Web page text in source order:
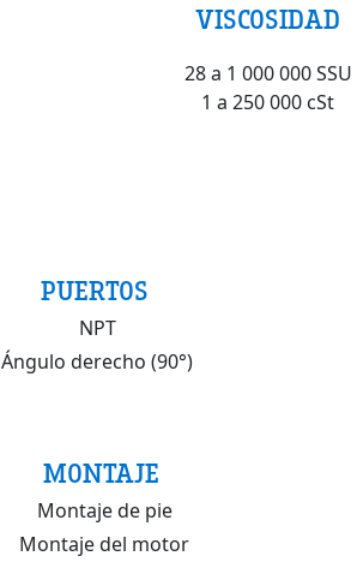
VISCOSIDAD
28 a 1 000 000 SSU
1 a 250 000 cSt
PUERTOS
NPT
Ángulo derecho (90°)
MONTAJE
Montaje de pie
Montaje del motor